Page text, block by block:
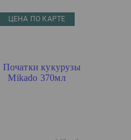
ЦЕНА ПО КАРТЕ